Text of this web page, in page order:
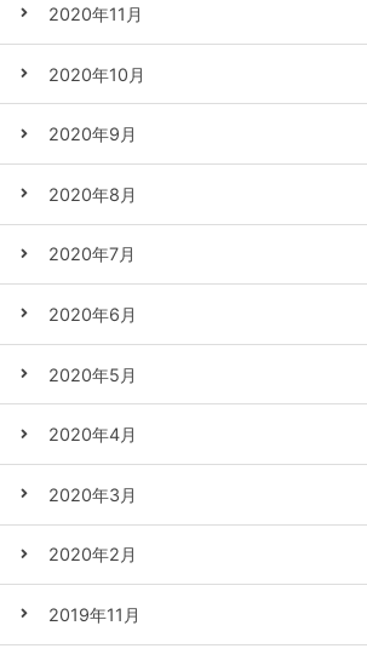
2020年11月
2020年10月
2020年9月
2020年8月
2020年7月
2020年6月
2020年5月
2020年4月
2020年3月
2020年2月
2019年11月